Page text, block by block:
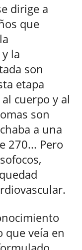
dirige a
que
la
son
etapa
cuerpo y al
son
a una
270... Pero
que veía en